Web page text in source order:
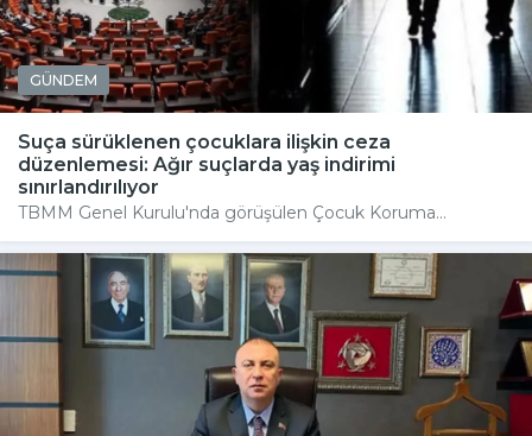
GÜNDEM
Suça sürüklenen çocuklara ilişkin ceza
düzenlemesi: Ağır suçlarda yaş indirimi
sınırlandırılıyor
TBMM Genel Kurulu'nda görüşülen Çocuk Koruma...